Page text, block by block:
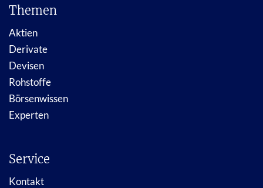
Themen
Aktien
Derivate
Devisen
Rohstoffe
Börsenwissen
Experten
Service
Kontakt